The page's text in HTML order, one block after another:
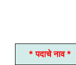
* पदाचे नाव *